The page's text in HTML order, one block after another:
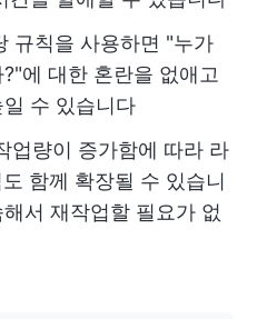
규칙을 사용하면 "누가
에 대한 혼란을 없애고
수 있습니다
업량이 증가함에 따라 라
함께 확장될 수 있습니
서 재작업할 필요가 없